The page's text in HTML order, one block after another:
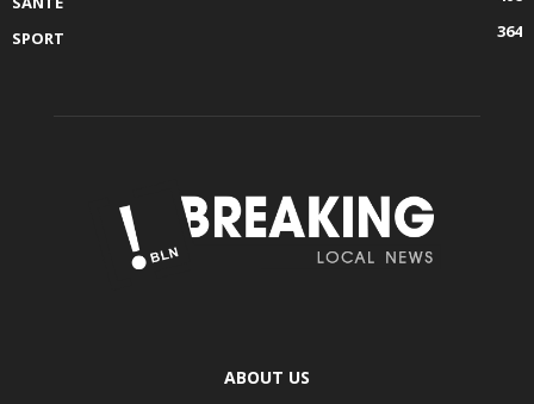
SPORT
364
ABOUT US